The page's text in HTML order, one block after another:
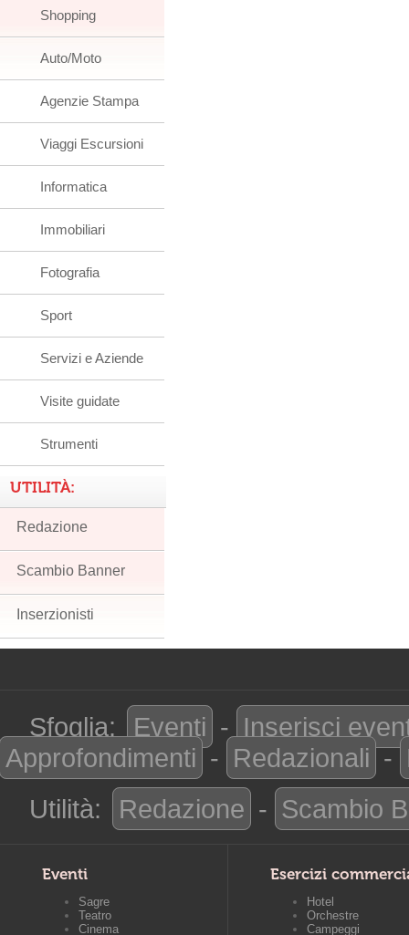
Shopping
Auto/Moto
Agenzie Stampa
Viaggi Escursioni
Informatica
Immobiliari
Fotografia
Sport
Servizi e Aziende
Visite guidate
Strumenti
UTILITÀ:
Redazione
Scambio Banner
Inserzionisti
Sfoglia: Eventi - Inserisci
Approfondimenti - Redazionali -
Utilità:
Redazione - Scambio
Eventi
Sagre
Teatro
Cinema
Esercizi
Hotel
Orchestre
Campeggi